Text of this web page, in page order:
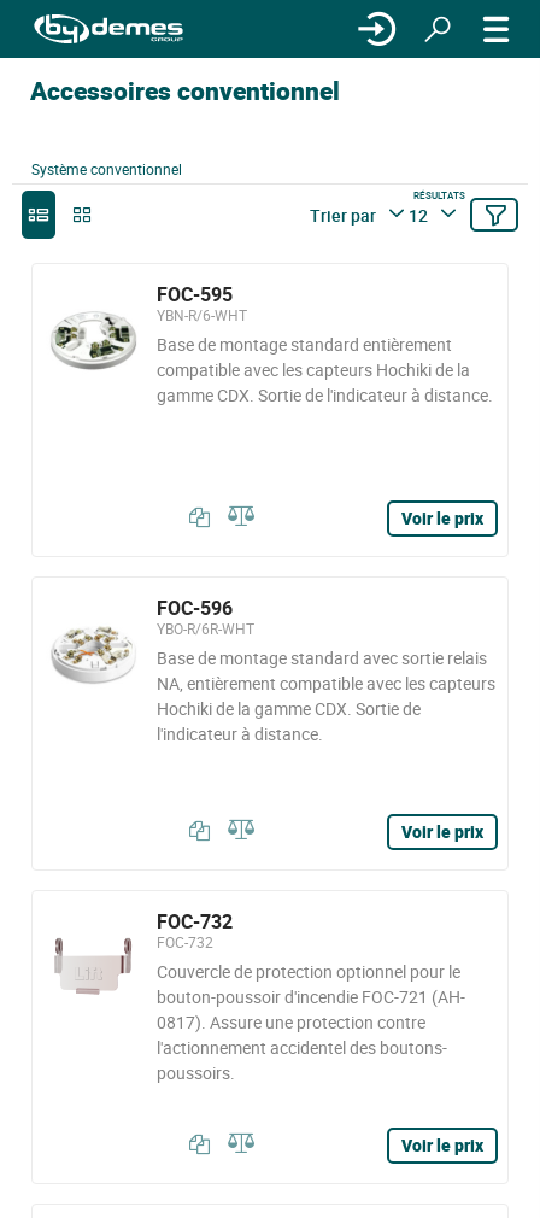
Accessoires conventionnel
Système conventionnel
Trier par
RÉSULTATS
12
FOC-595
YBN-R/6-WHT
Base de montage standard entièrement
compatible avec les capteurs Hochiki de la
gamme CDX. Sortie de l'indicateur à distance.
Voir le prix
FOC-596
YBO-R/6R-WHT
Base de montage standard avec sortie relais
NA, entièrement compatible avec les capteurs
Hochiki de la gamme CDX. Sortie de
l'indicateur à distance.
Voir le prix
FOC-732
FOC-732
Couvercle de protection optionnel pour le
bouton-poussoir d'incendie FOC-721 (AH-
0817). Assure une protection contre
l'actionnement accidentel des boutons-
poussoirs.
Voir le prix